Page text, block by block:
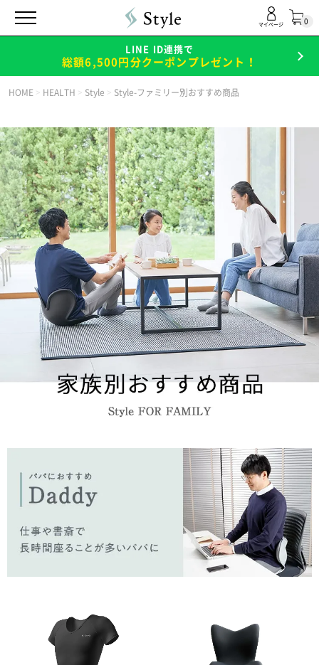
0
マイページ
LINE ID連携で
総額6,500円分クーポンプレゼント！
HOME > HEALTH > Style > Style-ファミリー別おすすめ商品